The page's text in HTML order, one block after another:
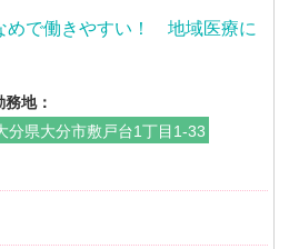
で働きやすい！ 地域医療に
務地：
分県大分市敷戸台1丁目1-33